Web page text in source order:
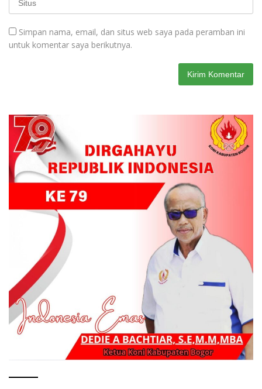
Simpan nama, email, dan situs web saya pada peramban ini
untuk komentar saya berikutnya.